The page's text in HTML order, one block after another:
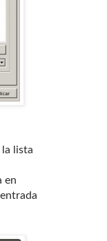
la lista
en